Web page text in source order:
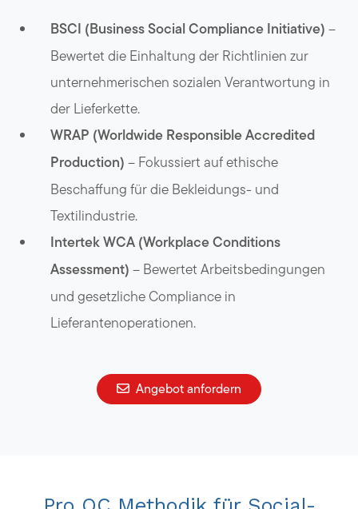
BSCI (Business Social Compliance Initiative) –
Bewertet die Einhaltung der Richtlinien zur
unternehmerischen sozialen Verantwortung in
der Lieferkette.
WRAP (Worldwide Responsible Accredited
Production) – Fokussiert auf ethische
Beschaffung für die Bekleidungs- und
Textilindustrie.
Intertek WCA (Workplace Conditions
Assessment) – Bewertet Arbeitsbedingungen
und gesetzliche Compliance in
Lieferantenoperationen.
Angebot anfordern